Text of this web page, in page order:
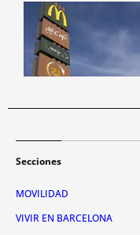
Secciones
MOVILIDAD
VIVIR EN BARCELONA